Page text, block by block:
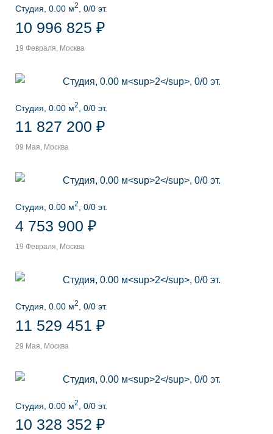
Студия, 0.00 м2 , 0/0 эт.
10 996 825 ₽
19 Февраля, Москва
Студия, 0.00 м2 , 0/0 эт.
11 827 200 ₽
09 Мая, Москва
Студия, 0.00 м2 , 0/0 эт.
4 753 900 ₽
19 Февраля, Москва
Студия, 0.00 м2 , 0/0 эт.
11 529 451 ₽
29 Мая, Москва
Студия, 0.00 м2 , 0/0 эт.
10 328 352 ₽